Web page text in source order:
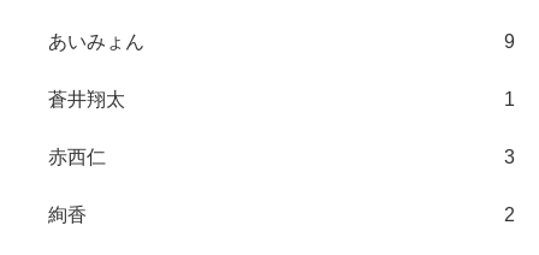
あいみょん 9
蒼井翔太 1
赤西仁 3
絢香 2